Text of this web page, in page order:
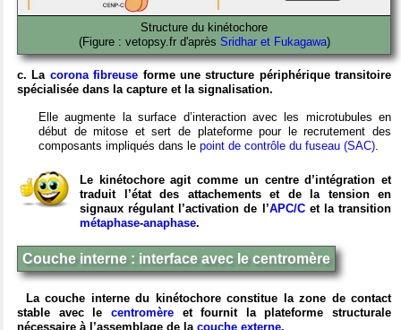
Structure du kinétochore
(Figure : vetopsy.fr d'après Sridhar et Fukagawa)
c. La corona fibreuse forme une structure périphérique transitoire
spécialisée dans la capture et la signalisation.
Elle augmente la surface d’interaction avec les microtubules en
début de mitose et sert de plateforme pour le recrutement des
composants impliqués dans le point de contrôle du fuseau (SAC).
Le kinétochore agit comme un centre d’intégration et
traduit l’état des attachements et de la tension en
signaux régulant l’activation de l’APC/Cet la transition
métaphase-anaphase.
Couche interne : interface avec le centromère
La couche interne du kinétochore constitue la zone de contact
stable avec le centromèreet fournit la plateforme structurale
nécessaire à l’assemblage de la couche externe.